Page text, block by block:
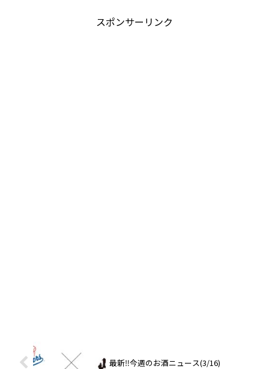
スポンサーリンク
最新‼️今週のお酒ニュース(3/16)